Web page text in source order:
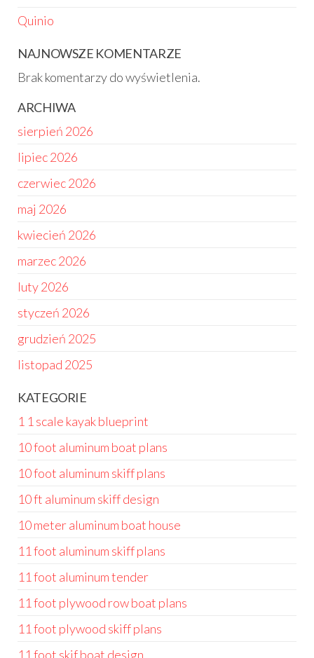
Quinio
NAJNOWSZE KOMENTARZE
Brak komentarzy do wyświetlenia.
ARCHIWA
sierpień 2026
lipiec 2026
czerwiec 2026
maj 2026
kwiecień 2026
marzec 2026
luty 2026
styczeń 2026
grudzień 2025
listopad 2025
KATEGORIE
1 1 scale kayak blueprint
10 foot aluminum boat plans
10 foot aluminum skiff plans
10 ft aluminum skiff design
10 meter aluminum boat house
11 foot aluminum skiff plans
11 foot aluminum tender
11 foot plywood row boat plans
11 foot plywood skiff plans
11 foot skif boat design